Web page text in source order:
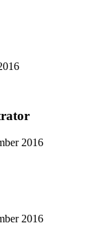
2016
2016